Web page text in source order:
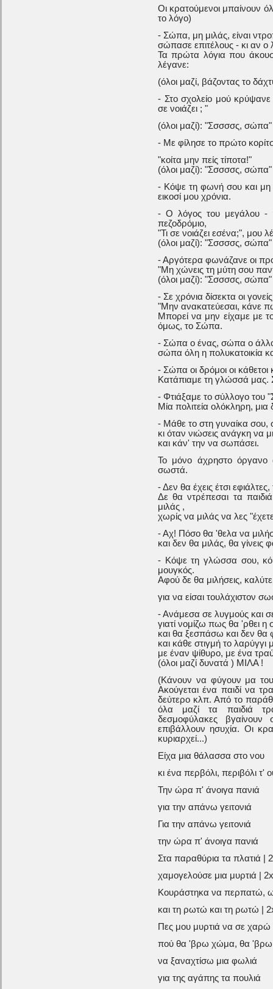
Οι κρατούμενοι μπαίνουν
το λόγο)
- Σώπα, μη μιλάς, είναι
σώπασε επιτέλους - κι αν ο
Τα πρώτα λόγια που
λέγανε:
(όλοι μαζί, βάζοντας το
- Στο σχολείο μού κρύψανε
σε νοιάζει ; "
(όλοι μαζί): "Σσσσσς, σώπα"
- Με φίλησε το πρώτο
"κοίτα μην πείς τίποτα!"
(όλοι μαζί): "Σσσσσς, σώπα"
- Κόψε τη φωνή σου και μη
εικοσί μου χρόνια.
- Ο λόγος του μεγάλου -
πεζοδρόμιο,
"Τι σε νοιάζει εσένα;", μου
(όλοι μαζί): "Σσσσσς, σώπα"
- Αργότερα φωνάζανε οι
"Μη χώνεις τη μύτη σου
(όλοι μαζί): "Σσσσσς, σώπα"
- Σε χρόνια δίσεκτα οι
"Μην ανακατεύεσαι, κάνε
Μπορεί να μην είχαμε με
όμως, το Σώπα.
- Σώπα ο ένας, σώπα ο
σώπα όλη η πολυκατοικία
- Σώπα οι δρόμοι οι κάθετοι
Κατάπιαμε τη γλώσσά μας.
- Φτιάξαμε το σύλλογο του
Μία πολιτεία ολόκληρη,
- Μάθε το στη γυναίκα σου,
κι όταν νιώσεις ανάγκη να
και κάν' την να σωπάσει.
Το μόνο άχρηστο όργανο
σωστά.
- Δεν θα έχεις έτσι εφιάλτες,
Δε θα ντρέπεσαι τα
μιλάς ,
χωρίς να μιλάς να λες
- Αχ! Πόσο θα 'θελα να
και δεν θα μιλάς, θα γίνεις
- Κόψε τη γλώσσα σου,
μουγκός.
Αφού δε θα μιλήσεις,
για να είσαι τουλάχιστον
- Ανάμεσα σε λυγμούς και
γιατί νομίζω πως θα 'ρθει
και θα ξεσπάσω και δεν θα
και κάθε στιγμή το
με έναν ψίθυρο, με ένα
(όλοι μαζί δυνατά ) ΜΙΛΑ !
(Κάνουν να φύγουν μα
Ακούγεται ένα παιδί να
δεύτερο κλπ. Από το
όλα μαζί τα παιδιά
δεσμοφύλακες
επιβάλλουν ησυχία. Οι
κυριαρχεί...)
Είχα μια θάλασσα στο νου
κι ένα περβόλι, περιβόλι τ'
Την ώρα π' άνοιγα πανιά
για την απάνω γειτονιά
Για την απάνω γειτονιά
την ώρα π' άνοιγα πανιά
Στα παραθύρια τα πλατιά |
χαμογελούσε μια μυρτιά | 2x
Κουράστηκα να περπατώ,
και τη ρωτώ και τη ρωτώ |
Πες μου μυρτιά να σε χαρώ
πού θα 'βρω χώμα, θα 'βρω
να ξαναχτίσω μια φωλιά
για της αγάπης τα πουλιά